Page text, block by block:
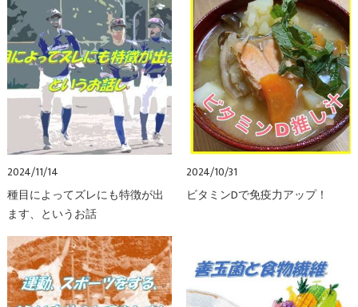
2024/11/14
種目によってズレにも特徴が出
ます、というお話
2024/10/31
ビタミンDで免疫力アップ！